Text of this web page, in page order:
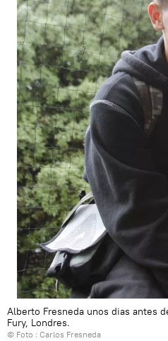
Alberto Fresneda unos dias antes
Fury, Londres.
© Foto : Carlos Fresneda